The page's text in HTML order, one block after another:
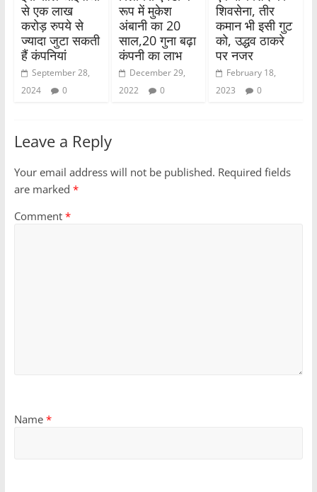
से एक लाख
करोड़ रुपये से
ज्यादा जुटा सकती
हैं कंपनियां
September 28,
2024
0
रूप में मुकेश
अंबानी का 20
साल,20 गुना बढ़ा
कंपनी का लाभ
December 29,
2022
0
शिवसेना, तीर
कमान भी इसी गुट
को, उद्धव ठाकरे
पर नजर
February 18,
2023
0
Leave a Reply
Your email address will not be published. Required fields
are marked *
Comment *
Name *